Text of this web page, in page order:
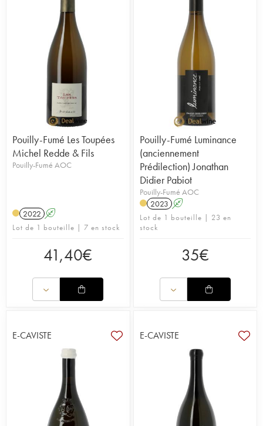
Pouilly-Fumé Les Toupées
Michel Redde & Fils
Pouilly-Fumé AOC
2022 A
Lot de 1 bouteille | 7 en stock
41,40€
Pouilly-Fumé Luminance
(anciennement
Prédilection) Jonathan
Didier Pabiot
Pouilly-Fumé AOC
2023 A
Lot de 1 bouteille | 23 en
stock
35€
E-CAVISTE E-CAVISTE